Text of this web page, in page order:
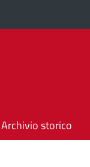
Archivio storico